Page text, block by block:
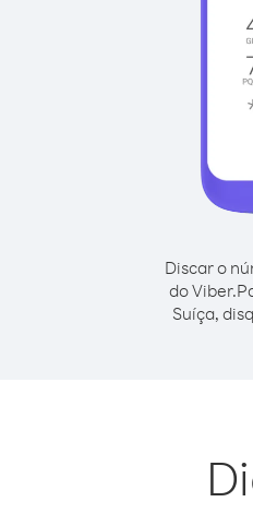
Discar o
do Viber.
Suíça,